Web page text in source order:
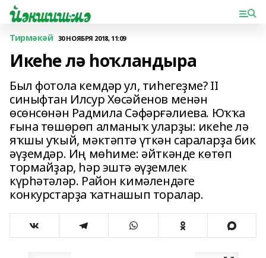
Тирмәкәй 30 НОЯБРЯ 2018, 11:09
Икеһе лә һоҡландыра
Был фотола кемдәр ул, тиһегеҙме? II
синыфтан Илсур Хөсәйенов менән
өсөнсөнән Радмила Сәфәрғәлиева. Юҡҡа
ғына төшөрөп алманыҡ уларҙы: икеһе лә
яҡшы уҡый, мәктәптә үткән сараларҙа бик
әүҙемдәр. Иң мөһиме: әйткәнде көтөп
тормайҙар, һәр эштә әүҙемлек
күрһәтәләр. Район кимәлендәге
конкурстарҙа ҡатнашып торалар.